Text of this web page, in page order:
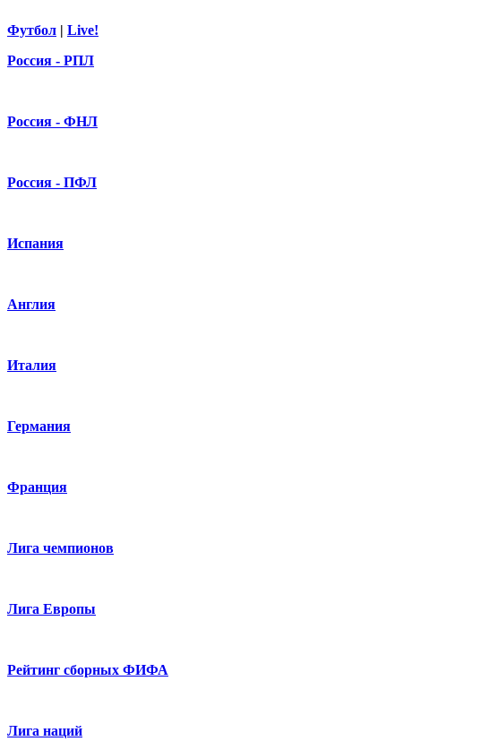
Футбол | Live!
Россия - РПЛ
Россия - ФНЛ
Россия - ПФЛ
Испания
Англия
Италия
Германия
Франция
Лига чемпионов
Лига Европы
Рейтинг сборных ФИФА
Лига наций